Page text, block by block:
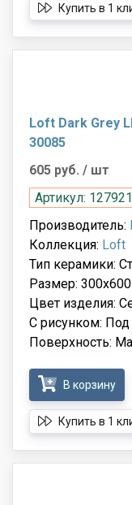
Купить в 1
Loft Dark Grey
30085
605 руб. / шт
Артикул: 127921
Производитель:
Коллекция: Loft
Тип керамики:
Размер: 300x600
Цвет изделия:
С рисунком: Под
Поверхность:
В корзину
Купить в 1